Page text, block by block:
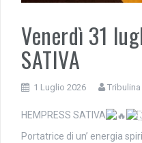
Venerdì 31
SATIVA
1 Luglio 2026
HEMPRESS SATIVA
Portatrice di un’ energia